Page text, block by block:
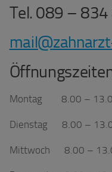
Tel. 089 – 834
Montag 8.00 –
Dienstag 8.00 –
Mittwoch 8.00 –